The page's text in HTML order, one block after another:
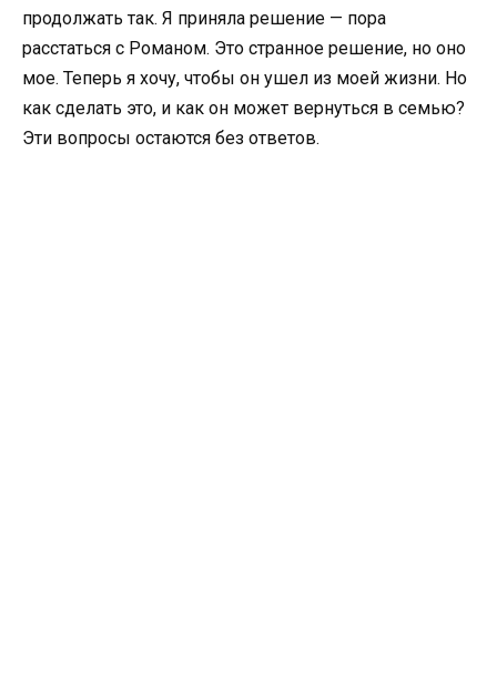
продолжать так. Я приняла решение — пора
расстаться с Романом. Это странное решение, но оно
мое. Теперь я хочу, чтобы он ушел из моей жизни. Но
как сделать это, и как он может вернуться в семью?
Эти вопросы остаются без ответов.